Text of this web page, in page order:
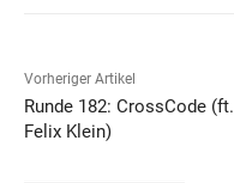
Vorheriger Artikel
Runde 182: CrossCode (ft.
Felix Klein)